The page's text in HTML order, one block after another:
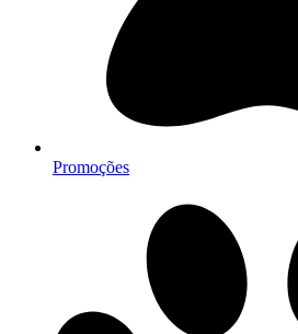
Promoções